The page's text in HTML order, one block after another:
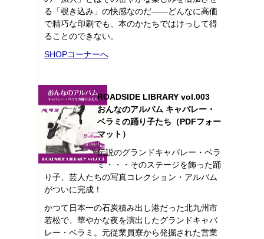
る「覗き込み」の快感なのだ――どんなに高価
で精巧な印刷でも、本のかたちではけっして得
ることのできない。
SHOPコーナーへ
ROADSIDE LIBRARY vol.003
おんなのアルバム キャバレー・
ベラミの踊り子たち（PDFフォー
マット）
伝説のグランドキャバレー・ベラ
ミ・・・そのステージを飾った踊
り子、芸人たちの写真コレクション・アルバム
がついに完成！
かつて日本一の石炭積み出し港だった北九州市
若松で、華やかな夜を演出したグランドキャバ
レー・ベラミ。元従業員寮から発掘された営業